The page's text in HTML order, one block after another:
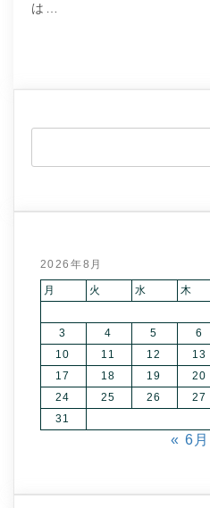
は…
2026年8月
月 火 水 木
3
4 5 6
10
11 12 13
17
18 19 20
24
25 26 27
31
« 6月